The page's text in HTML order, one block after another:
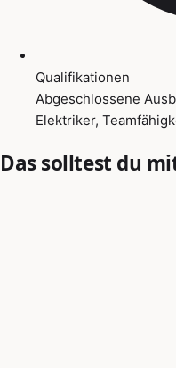
Qualifikationen
Abgeschlossene
Elektriker,
Das solltest du